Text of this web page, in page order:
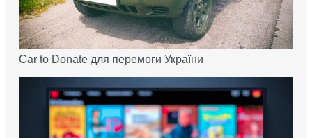
Car to Donate для перемоги України